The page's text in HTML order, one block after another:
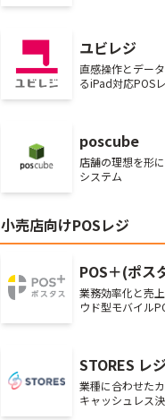
ユビレジ
直感操作とデー
るiPad対応POS
poscube
店舗の理想を形
システム
小売店向けPOSレジ
POS＋(ポス
業務効率化と売
ウド型モバイル
STORES レ
業種に合わせた
キャッシュレス